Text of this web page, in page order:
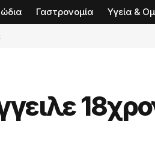
Γαστρονομία Υγεία &